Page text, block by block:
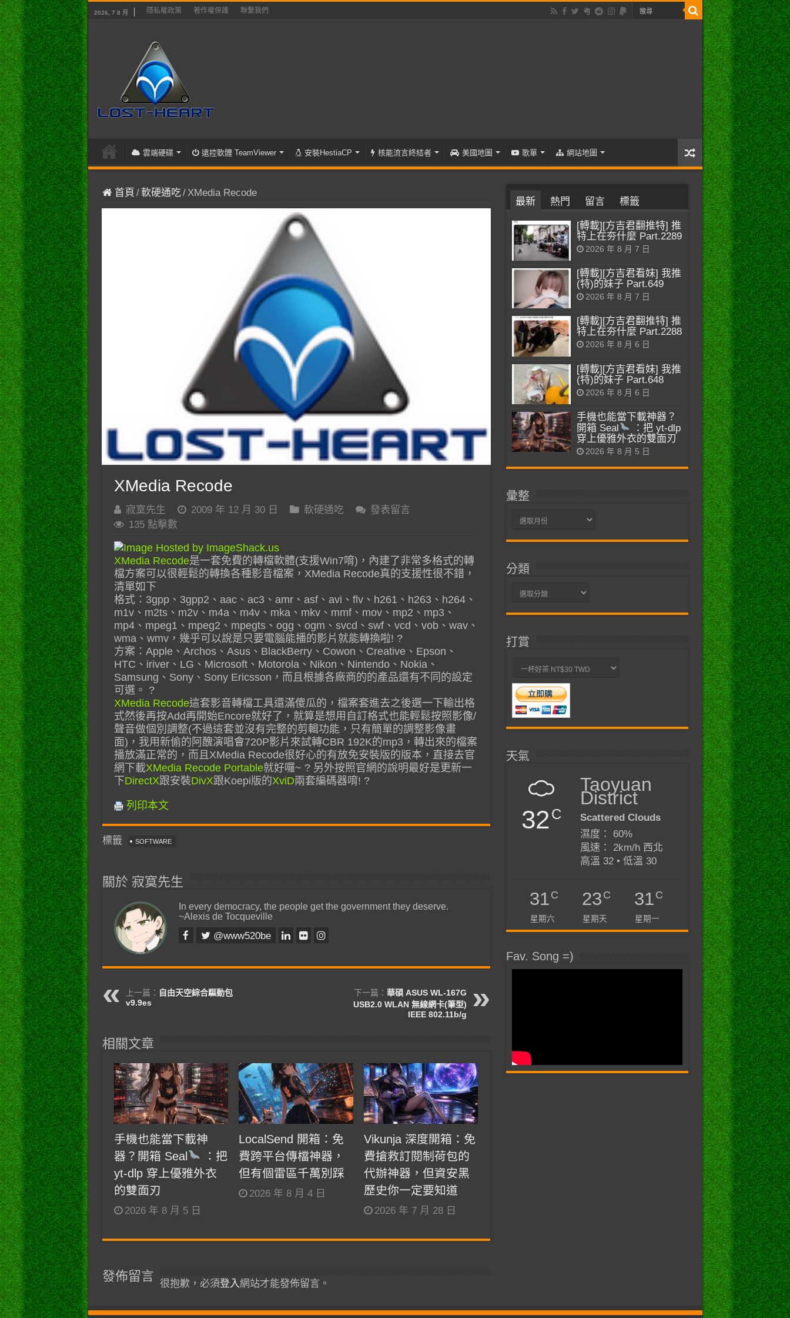
2026, 7 8 月 隱私權政策 著作權保護 聯繫我們
雲端硬碟 遠控軟體 TeamViewer 安裝HestiaCP 核能流言終結者 美國地圖 歌單 網站地圖
首頁 /軟硬通吃/XMedia Recode
XMedia Recode
寂寞先生 2009 年 12 月 30 日 軟硬通吃
發表留言
135 點擊數
XMedia Recode是一套免費的轉檔軟體(支援Win7唷)，內建了非常多格式的轉
檔方案可以很輕鬆的轉換各種影音檔案，XMedia Recode真的支援性很不錯，
清單如下
格式：3gpp、3gpp2、aac、ac3、amr、asf、avi、flv、h261、h263、h264、
m1v、m2ts、m2v、m4a、m4v、mka、mkv、mmf、mov、mp2、mp3、
mp4、mpeg1、mpeg2、mpegts、ogg、ogm、svcd、swf、vcd、vob、wav、
wma、wmv，幾乎可以說是只要電腦能播的影片就能轉換啦! ?
方案：Apple、Archos、Asus、BlackBerry、Cowon、Creative、Epson、
HTC、iriver、LG、Microsoft、Motorola、Nikon、Nintendo、Nokia、
Samsung、Sony、Sony Ericsson，而且根據各廠商的的產品還有不同的設定
可選。 ?
XMedia Recode這套影音轉檔工具還滿傻瓜的，檔案套進去之後選一下輸出格
式然後再按Add再開始Encore就好了，就算是想用自訂格式也能輕鬆按照影像/
聲音做個別調整(不過這套並沒有完整的剪輯功能，只有簡單的調整影像畫
面)，我用新偷的阿醜演唱會720P影片來試轉CBR 192K的mp3，轉出來的檔案
播放滿正常的，而且XMedia Recode很好心的有放免安裝版的版本，直接去官
網下載XMedia Recode Portable就好囉~ ? 另外按照官網的說明最好是更新一
下DirectX跟安裝DivX跟Koepi版的XviD兩套編碼器唷! ?
列印本文
標籤 SOFTWARE
關於 寂寞先生
In every democracy, the people get the government they deserve.
~Alexis de Tocqueville
@www520be
上一篇： 自由天空綜合驅動包
v9.9es
下一篇： 華碩 ASUS WL-167G
USB2.0 WLAN 無線網卡(筆型)
IEEE 802.11b/g
相關文章
手機也能當下載神
器？開箱 Seal
：把
yt-dlp 穿上優雅外衣
的雙面刃
2026 年 8 月 5 日
LocalSend 開箱：免
費跨平台傳檔神器，
但有個雷區千萬別踩
2026 年 8 月 4 日
Vikunja 深度開箱：免
費搶救訂閱制荷包的
代辦神器，但資安黑
歷史你一定要知道
2026 年 7 月 28 日
發佈留言
很抱歉，必須登入網站才能發佈留言。
最新 熱門 留言 標籤
[轉載][方吉君翻推特] 推
特上在夯什麼 Part.2289
2026 年 8 月 7 日
[轉載][方吉君看妹] 我推
(特)的妹子 Part.649
2026 年 8 月 7 日
[轉載][方吉君翻推特] 推
特上在夯什麼 Part.2288
2026 年 8 月 6 日
[轉載][方吉君看妹] 我推
(特)的妹子 Part.648
2026 年 8 月 6 日
手機也能當下載神器？
開箱 Seal
：把 yt-dlp
穿上優雅外衣的雙面刃
2026 年 8 月 5 日
彙整
彙
分類
分
打賞
天氣
32C
Taoyuan
District
Scattered Clouds
濕度： 60%
風速： 2km/h 西北
高溫 32 • 低溫 30
31C
星期六
23C
星期天
31C
星期一
Fav. Song =)